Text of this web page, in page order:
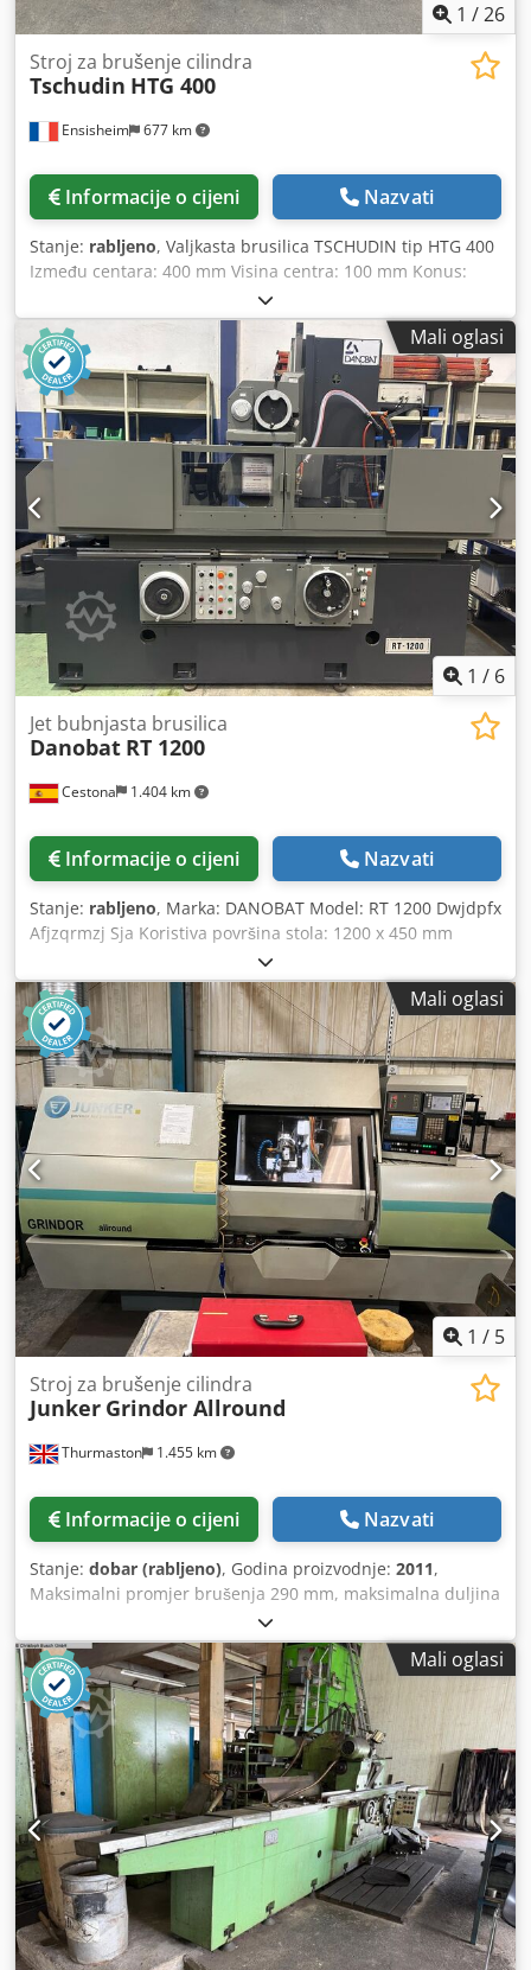
1 /26
Ensisheim 677 km
Stroj za brušenje cilindra
Tschudin HTG 400
Informacije o cijeni Nazvati
Stanje: rabljeno, Valjkasta brusilica TSCHUDIN tip HTG 400
Između centara: 400 mm Visina centra: 100 mm Konus:
CM4 Brzina vretena: od 70 do 500 o/min Maksimalni hod
stola: 420 mm Orijentacija stola na 15° Brusni kotač: Ø 300
mm Dwjdpfxjzk Dbde Af Soa Pomični konjić CM3 Stroj
obnovljen od strane REWITECH SA (Švicarska) 1995. godine
Opremljen jednim taložnim spremnikom PHILIPS Napon:
380 V Dimenzije (D x Š x V): 2000 x 1400 x 1600 mm Težina:
cca 1,5 t
Mali oglasi
1 / 6
Cestona 1.404 km
Jet bubnjasta brusilica
Danobat RT 1200
Informacije o cijeni Nazvati
Stanje: rabljeno, Marka: DANOBAT Model: RT 1200 Dwjdpfx
Afjzqrmzj Sja Koristiva površina stola: 1200 x 450 mm
Koristiva površina za brušenje (brusni kamen promjera 100
mm): 1200 x 600 mm Koristiva površina za brušenje (brusni
kamen promjera 50 mm): 1200 x 550 mm Hod po uzdužnoj
osi X: 1300 mm Hod po poprečnoj osi Y: 500 mm
Mali oglasi
1 / 5
Thurmaston 1.455 km
Stroj za brušenje cilindra
Junker Grindor Allround
Informacije o cijeni Nazvati
Stanje: dobar (rabljeno), Godina proizvodnje: 2011,
Maksimalni promjer brušenja 290 mm, maksimalna duljina
brušenja 800 mm, veličina brusne ploče 290 mm x 63 mm
provrt. Kontrola Fanuc 21i-TB, brzina radne glave 1000
o/min, snaga vretena 5Kw, Dwjdpfx Afstudfde Soa
okretanje stola +6/-3,5 stupnjeva, kut zakretanja radne
glave 0-90 stupnjeva. motor internog vretena 1.5kw.
opremljen rashladnim sredstvom.
Mali oglasi